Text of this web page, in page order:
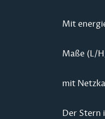
Mit
Maße (L/
mit
Der Stern